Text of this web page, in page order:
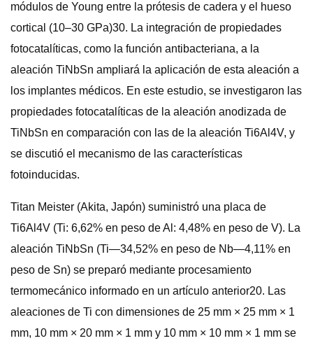
módulos de Young entre la prótesis de cadera y el hueso
cortical (10–30 GPa)30. La integración de propiedades
fotocatalíticas, como la función antibacteriana, a la
aleación TiNbSn ampliará la aplicación de esta aleación a
los implantes médicos. En este estudio, se investigaron las
propiedades fotocatalíticas de la aleación anodizada de
TiNbSn en comparación con las de la aleación Ti6Al4V, y
se discutió el mecanismo de las características
fotoinducidas.
Titan Meister (Akita, Japón) suministró una placa de
Ti6Al4V (Ti: 6,62% en peso de Al: 4,48% en peso de V). La
aleación TiNbSn (Ti—34,52% en peso de Nb—4,11% en
peso de Sn) se preparó mediante procesamiento
termomecánico informado en un artículo anterior20. Las
aleaciones de Ti con dimensiones de 25 mm × 25 mm × 1
mm, 10 mm × 20 mm × 1 mm y 10 mm × 10 mm × 1 mm se